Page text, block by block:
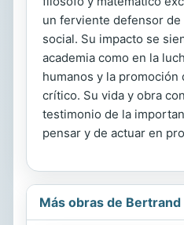
un ferviente defensor de
social. Su impacto se
academia como en la
humanos y la promoción
crítico. Su vida y obra
testimonio de la
pensar y de actuar en
Más obras de Bertrand